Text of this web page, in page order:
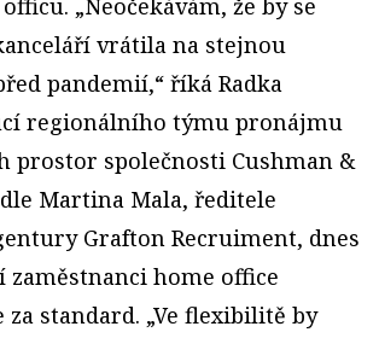
„Neočekávám, že by se
vrátila na stejnou
pandemií,“ říká Radka
regionálního týmu pronájmu
prostor společnosti Cushman &
Martina Mala, ředitele
Grafton Recruiment, dnes
zaměstnanci home office
za standard. „Ve flexibilitě by